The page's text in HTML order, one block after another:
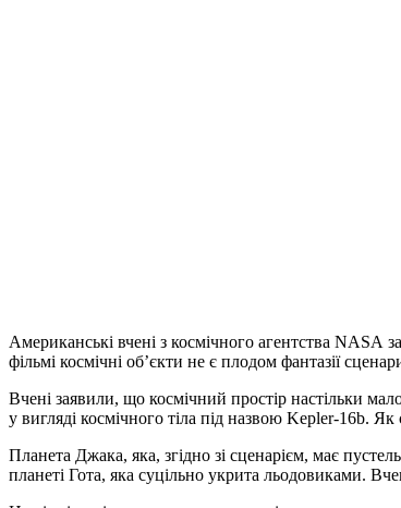
Американські вчені з космічного агентства NASA
фільмі космічні об’єкти не є плодом фантазії
Вчені заявили, що космічний простір настільки
у вигляді космічного тіла під назвою Kepler-16b.
Планета Джака, яка, згідно зі сценарієм, має
планеті Гота, яка суцільно укрита льодовиками.